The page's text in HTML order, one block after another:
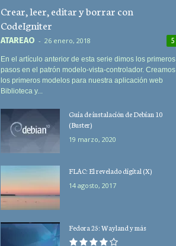
Crear, leer, editar y borrar con
CodeIgniter
ATAREAO - 26 enero, 2018 5
En el artículo anterior de esta serie dimos los primeros
pasos en el patrón modelo-vista-controlador. Creamos
los primeros modelos para nuestra aplicación web
Biblioteca y...
Guia de instalación de Debian 10
(Buster)
19 marzo, 2020
FLAC: El revelado digital (X)
14 agosto, 2017
Fedora 25: Wayland y más